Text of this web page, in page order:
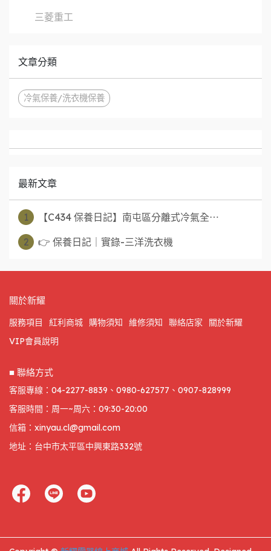
三菱重工
文章分類
冷氣保養/洗衣機保養
最新文章
1 【C434 保養日記】南屯區分離式冷氣全⋯
2 👉 保養日記｜實錄-三洋洗衣機
關於新耀
服務項目 紅利商城 購物須知 維修須知 聯絡店家
關於新耀
VIP會員說明
■ 聯絡方式
客服專線：04-2277-8839、0980-627577、0907-828999
客服時間：周一~周六：09:30-20:00
信箱：xinyau.cl@gmail.com
地址：台中市太平區中興東路332號